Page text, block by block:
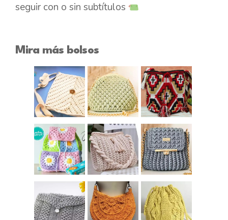
seguir con o sin subtítulos
Mira más bolsos